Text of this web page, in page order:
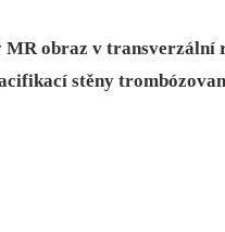
MR obraz v transverzální
stěny